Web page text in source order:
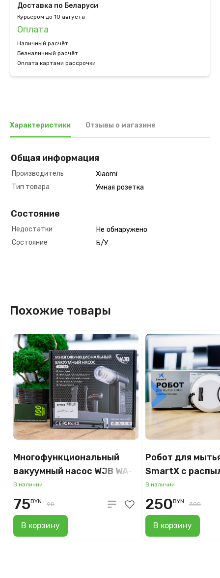
Доставка по Беларуси
Курьером до 10 августа
Оплата
Наличный расчёт
Безналичный расчёт
Оплата картами рассрочки
Характеристики Отзывы о магазине
Общая информация
Производитель
Xiaomi
Тип товара
Умная розетка
Состояние
Недостатки
Не обнаружено
Состояние
Б/У
Похожие товары
Многофункциональный
вакуумный насос WJB WA-
1698
В наличии
В корзину
75BYN 90
Робот для
SmartX с
В наличии
В корзину
250BYN 300